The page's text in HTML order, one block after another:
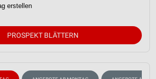
erstellen
PROSPEKT BLÄTTERN